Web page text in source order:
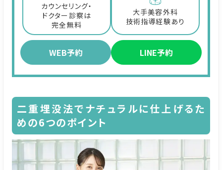
カウンセリング・
ドクター診察は
完全無料
大手美容外科
技術指導経験あり
WEB予約 LINE予約
二重埋没法でナチュラルに仕上げるた
めの6つのポイント